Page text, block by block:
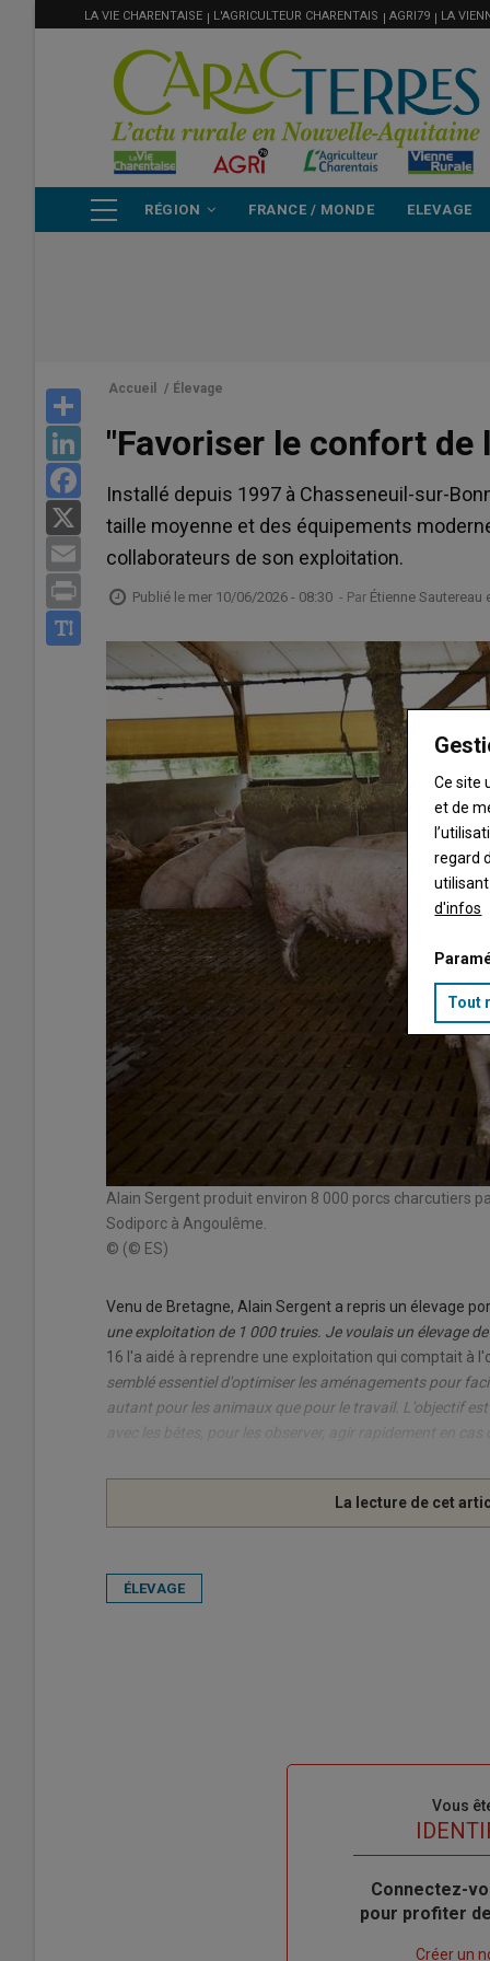
MENU
FILIÈRE
LA VIE CHARENTAISE L'AGRICULTEUR CHARENTAIS AGRI79 LA
PRINCIPALE
RÉGION FRANCE / MONDE ELEVAGE
LinkedIn
Email
Print
Accueil / Élevage
"Favoriser le confort de
Installé depuis 1997 à Chasseneuil-sur-
taille moyenne et des équipements
collaborateurs de son exploitation.
Publié le mer 10/06/2026 - 08:30 - Par Étienne Sautereau
Alain Sergent produit environ 8 000 porcs charcutiers
Sodiporc à Angoulême.
© (© ES)
Venu de Bretagne, Alain Sergent a repris un élevage
une exploitation de 1 000 truies. Je voulais un élevage
16 l'a aidé à reprendre une exploitation qui comptait à
semblé essentiel d'optimiser les aménagements pour
autant pour les animaux que pour le travail. L'objectif
ÉLEVAGE
Vous
Body
Connectez-
pour profiter
Créer un
Ce site
et de
regard
d'infos
Tout